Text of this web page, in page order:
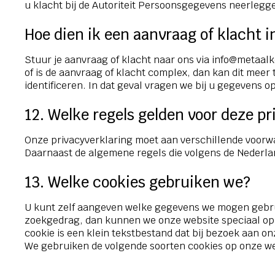
u klacht bij de Autoriteit Persoonsgegevens
Hoe dien ik een aanvraag of klacht
Stuur je aanvraag of klacht naar ons via
of is de aanvraag of klacht complex, dan kan dit
identificeren. In dat geval vragen we bij u gegevens
12. Welke regels gelden voor deze
Onze privacyverklaring moet aan verschillende
Daarnaast de algemene regels die volgens de
13. Welke cookies gebruiken we?
U kunt zelf aangeven welke gegevens we mogen
zoekgedrag, dan kunnen we onze website speciaal
cookie is een klein tekstbestand dat bij bezoek aan
We gebruiken de volgende soorten cookies op onze